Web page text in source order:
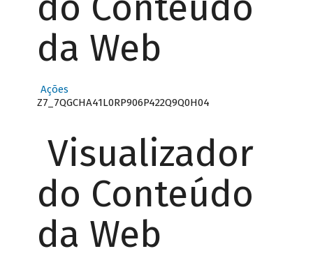
da Web
Ações
Z7_7QGCHA41L0RP906P422Q9Q0H04
Visualizador
do Conteúdo
da Web